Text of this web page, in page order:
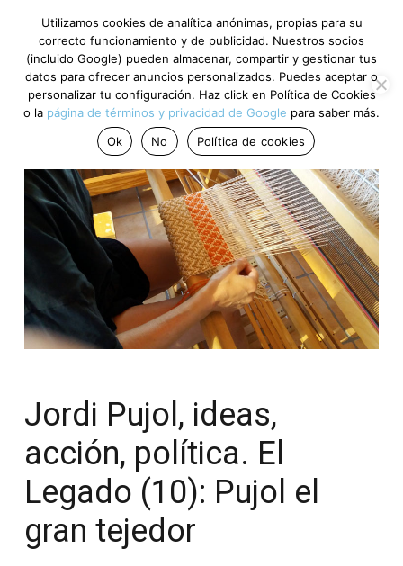
Jordi Pujol, ideas,
acción, política. El
Legado (10): Pujol el
gran tejedor
Utilizamos cookies de analítica anónimas, propias para su
correcto funcionamiento y de publicidad. Nuestros socios
(incluido Google) pueden almacenar, compartir y gestionar tus
datos para ofrecer anuncios personalizados. Puedes aceptar o
personalizar tu configuración. Haz click en Política de Cookies
o la página de términos y privacidad de Google para saber más.
Ok
No Política de cookies